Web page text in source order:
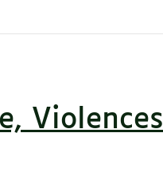
Violences